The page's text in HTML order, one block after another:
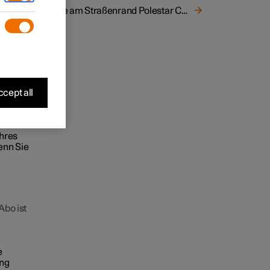
Sie
ist
Hilfe am Straßenrand Polestar Connect
all